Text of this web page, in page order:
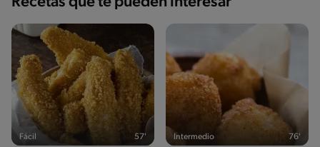
Fácil 57' Intermedio 76'